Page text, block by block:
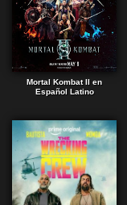
Mortal Kombat II en
Español Latino